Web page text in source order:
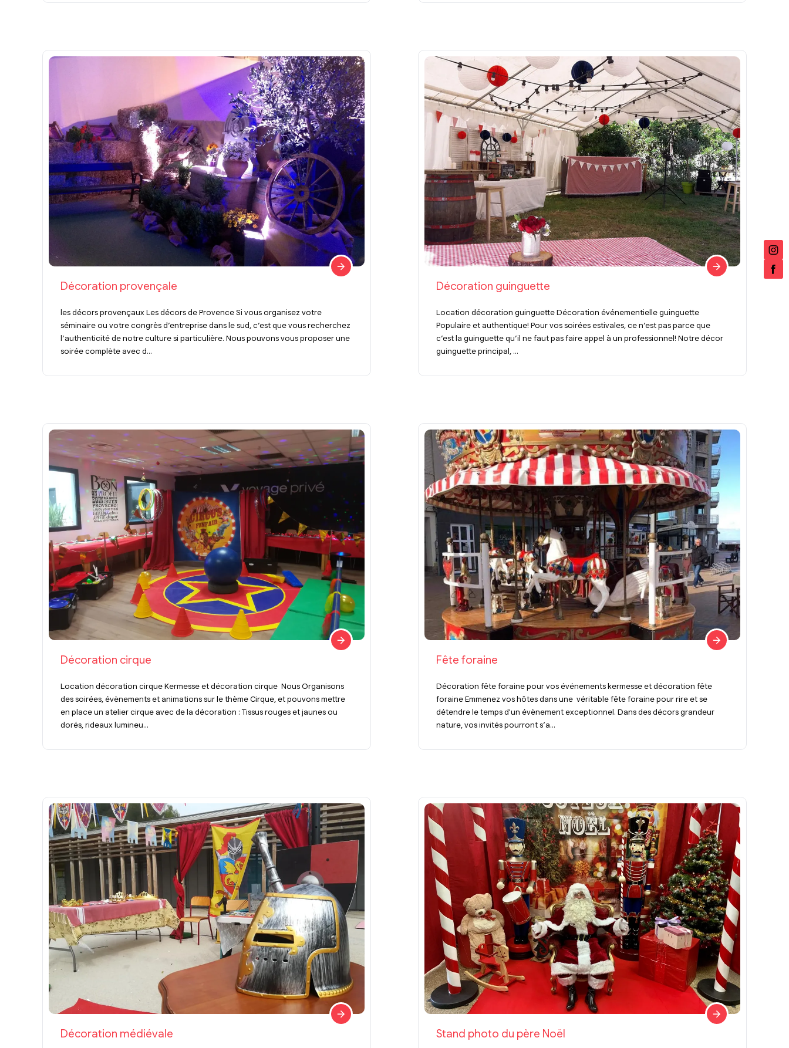
Décoration provençale
les décors provençaux Les décors de Provence Si vous organisez votre
séminaire ou votre congrès d’entreprise dans le sud, c’est que vous recherchez
l’authenticité de notre culture si particulière. Nous pouvons vous proposer une
soirée complète avec d...
Décoration guinguette
Location décoration guinguette Décoration événementielle guinguette
Populaire et authentique! Pour vos soirées estivales, ce n’est pas parce que
c’est la guinguette qu’il ne faut pas faire appel à un professionnel! Notre décor
guinguette principal, ...
Décoration cirque
Location décoration cirque Kermesse et décoration cirque Nous Organisons
des soirées, évènements et animations sur le thème Cirque, et pouvons mettre
en place un atelier cirque avec de la décoration : Tissus rouges et jaunes ou
dorés, rideaux lumineu...
Fête foraine
Décoration fête foraine pour vos événements kermesse et décoration fête
foraine Emmenez vos hôtes dans une véritable fête foraine pour rire et se
détendre le temps d'un évènement exceptionnel. Dans des décors grandeur
nature, vos invités pourront s’a...
Décoration médiévale Stand photo du père Noël